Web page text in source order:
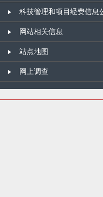
科技管理和项目经费信息
网站相关信息
站点地图
网上调查